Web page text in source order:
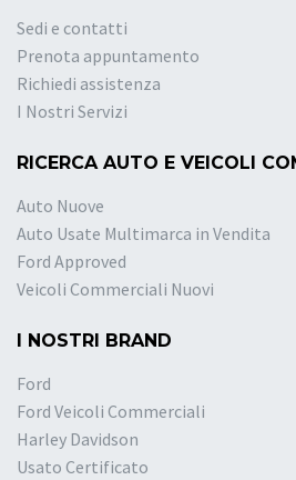
Sedi e contatti
Prenota appuntamento
Richiedi assistenza
I Nostri Servizi
RICERCA AUTO E VEICOLI
Auto Nuove
Auto Usate Multimarca in Vendita
Ford Approved
Veicoli Commerciali Nuovi
I NOSTRI BRAND
Ford
Ford Veicoli Commerciali
Harley Davidson
Usato Certificato